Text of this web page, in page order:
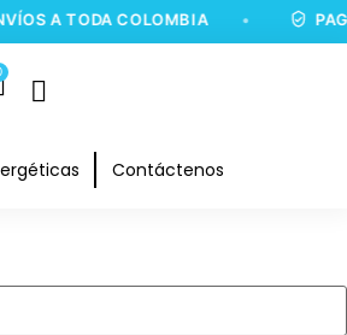
A TODA COLOMBIA • PAGO
Contáctenos